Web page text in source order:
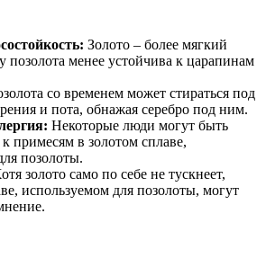
Золото – более мягкий
позолота менее устойчива к царапинам
со временем может стираться под
и пота, обнажая серебро под ним.
Некоторые люди могут быть
примесям в золотом сплаве,
позолоты.
золото само по себе не тускнеет,
используемом для позолоты, могут